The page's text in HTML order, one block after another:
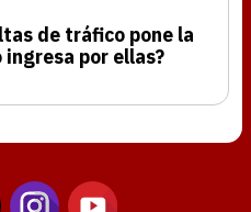
de tráfico pone la
ingresa por ellas?